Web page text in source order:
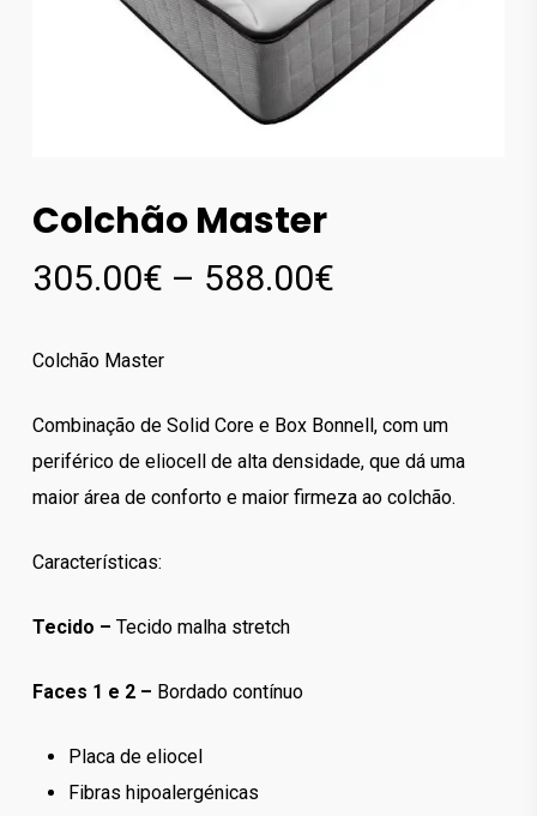
Colchão Master
305.00€ – 588.00€Price
588.00€
Colchão Master
Combinação de Solid Core e Box Bonnell, com um
periférico de eliocell de alta densidade, que dá uma
maior área de conforto e maior firmeza ao colchão.
Características:
Tecido – Tecido malha stretch
Faces 1 e 2 – Bordado contínuo
Placa de eliocel
Fibras hipoalergénicas